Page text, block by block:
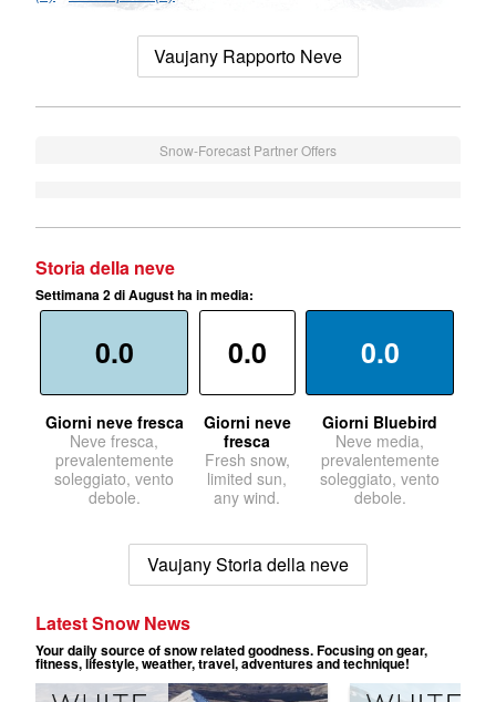
Vaujany Rapporto Neve
Snow-Forecast Partner Offers
Storia della neve
Settimana 2 di August ha in media:
0.0
Giorni neve fresca
Neve fresca,
prevalentemente
soleggiato, vento
debole.
0.0
Giorni neve
fresca
Fresh snow,
limited sun,
any wind.
0.0
Giorni Bluebird
Neve media,
prevalentemente
soleggiato, vento
debole.
Vaujany Storia della neve